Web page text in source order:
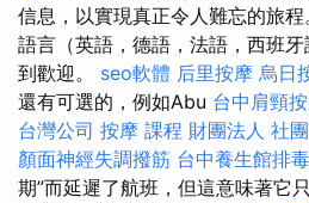
信息，以實現真正令人難忘的旅
語言（英語，德語，法語，西班
到歡迎。 seo軟體 后里按摩 烏日
還有可選的，例如Abu 台中肩頸
台灣公司 按摩 課程 財團法人 社
顏面神經失調撥筋 台中養生館排毒
期”而延遲了航班，但這意味著它